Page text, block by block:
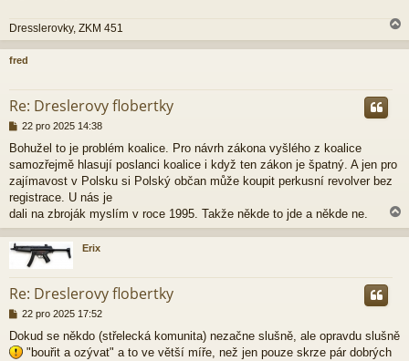
Dresslerovky, ZKM 451
a
h
fred
Re: Dreslerovy flobertky
P
í
s
p
ě
v
e
22 pro 2025 14:38
Bohužel to je problém koalice. Pro návrh zákona vyšlého z koalice
samozřejmě hlasují poslanci koalice i když ten zákon je špatný. A jen pro
zajímavost v Polsku si Polský občan může koupit perkusní revolver bez
registrace. U nás je
dali na zbroják myslím v roce 1995. Takže někde to jde a někde ne.
a
h
Erix
Re: Dreslerovy flobertky
P
í
s
22 pro 2025 17:52
Dokud se někdo (střelecká komunita) nezačne slušně, ale opravdu slušně
"bouřit a ozývat" a to ve větší míře, než jen pouze skrze pár dobrých